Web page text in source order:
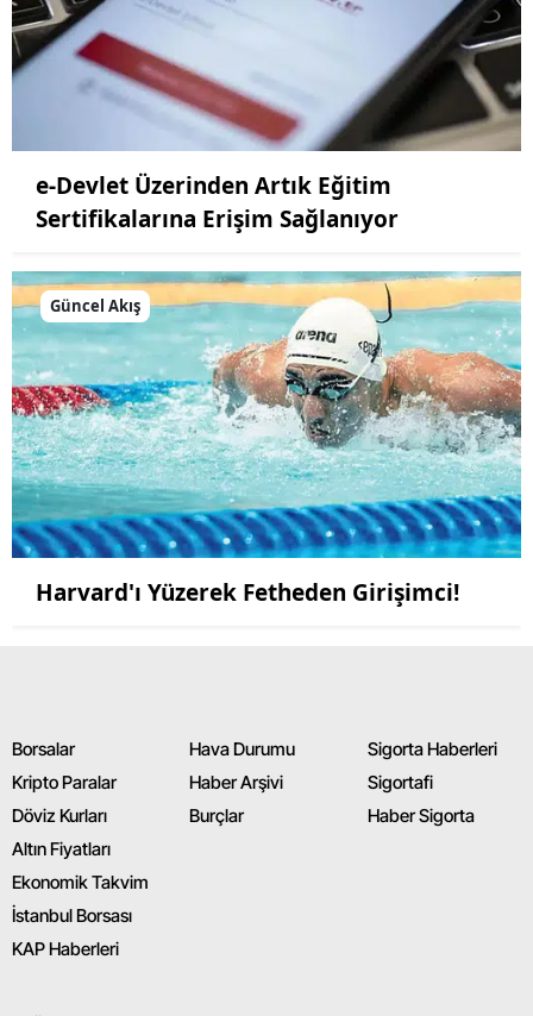
e-Devlet Üzerinden Artık Eğitim
Sertifikalarına Erişim Sağlanıyor
Güncel Akış
Harvard'ı Yüzerek Fetheden Girişimci!
Borsalar
Kripto Paralar
Döviz Kurları
Altın Fiyatları
Ekonomik Takvim
İstanbul Borsası
KAP Haberleri
Hava Durumu
Haber Arşivi
Burçlar
Sigorta Haberleri
Sigortafi
Haber Sigorta